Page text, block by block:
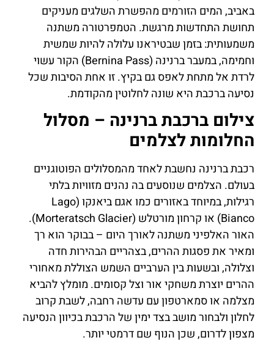
באביב, המים הזורמים מהפשרת השלגים מעניקים
תחושת התחדשות מרגשת. הטמפרטורה משתנה
משמעותית: בזמן שבטיראנו עלולה להיות שמשית
וחמימה, במעבר ברנינה (Bernina Pass) הקור עשוי
לרדת אל מתחת לאפס גם בקיץ. זו אחת הסיבות שכל
נסיעה ברכבת היא שונה לחלוטין מהקודמת.
צילום ברכבת ברנינה – מסלול
החלומות לצלמים
רכבת ברנינה נחשבת לאחד מהמסלולים הפוטוגניים
בעולם. הצלמים שנוסעים בה נהנים מזוויות בלתי
רגילות, במיוחד באזורים כמו אגם ביאנקו (Lago
Bianco) או קרחון מורטלש (Morteratsch Glacier).
האור האלפיני משתנה לאורך היום – בבוקר הוא רך
ומאיר את פסגות ההרים, בצהריים הבהירות חדה
וצלולה, ובשעות בין הערביים השמש הצוללת מאחורי
ההרים יוצרת משחקי אור וצל קסומים. מומלץ להביא
מצלמה או סמארטפון עם עדשה רחבה, לשבת קרוב
לחלון ולבחור מושב בצד ימין של הרכבת בכיוון הנסיעה
מצפון לדרום, שכן הנוף שם דרמטי יותר.